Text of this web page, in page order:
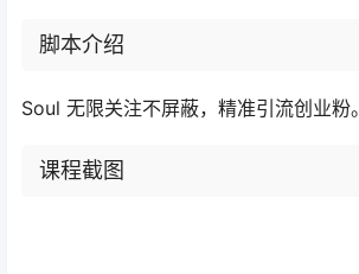
脚本介绍
Soul 无限关注不屏蔽，精准引流创业粉。
课程截图